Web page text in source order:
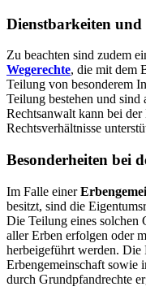
Dienstbarkeiten und
Zu beachten sind zudem
Wegerechte, die mit dem
Teilung von besonderem
Teilung bestehen und sind
Rechtsanwalt kann bei
Rechtsverhältnisse
Besonderheiten bei
Im Falle einer
besitzt, sind die
Die Teilung eines solchen
aller Erben erfolgen oder
herbeigeführt werden. Die
Erbengemeinschaft sowie
durch Grundpfandrechte